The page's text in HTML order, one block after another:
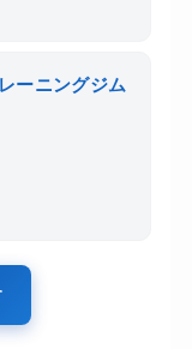
ーニングジム